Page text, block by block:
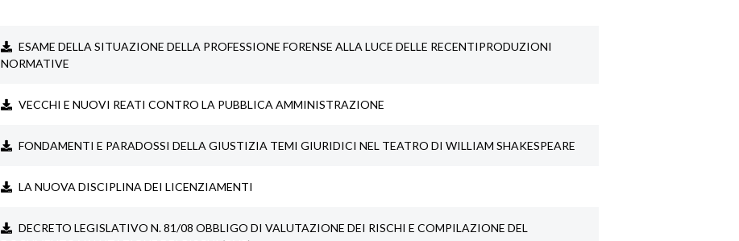
ESAME DELLA SITUAZIONE DELLA PROFESSIONE FORENSE ALLA LUCE DELLE RECENTIPRODUZIONI
NORMATIVE
VECCHI E NUOVI REATI CONTRO LA PUBBLICA AMMINISTRAZIONE
FONDAMENTI E PARADOSSI DELLA GIUSTIZIA TEMI GIURIDICI NEL TEATRO DI WILLIAM SHAKESPEARE
LA NUOVA DISCIPLINA DEI LICENZIAMENTI
DECRETO LEGISLATIVO N. 81/08 OBBLIGO DI VALUTAZIONE DEI RISCHI E COMPILAZIONE DEL